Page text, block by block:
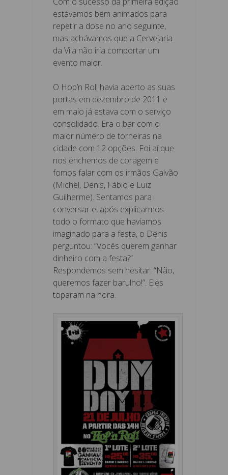
estávamos bem animados para
repetir a dose no ano seguinte,
mas achávamos que a Cervejaria
da Vila não iria comportar um
evento maior.
O Hop’n Roll havia aberto as suas
portas em dezembro de 2011 e
em maio já estava com o serviço
consolidado. Era o bar com o
maior número de torneiras na
cidade com 12 opções. Foi aí que
nos enchemos de coragem e
fomos falar com os irmãos Galvão
(Michel, Denis, Fábio e Luiz
Guilherme). Sentamos para
conversar e, após explicarmos
todo o formato que havíamos
imaginado para a festa, o Denis
perguntou: “Vocês querem ganhar
dinheiro com a festa?”
Respondemos sem hesitar: “Não,
queremos fazer barulho!”. Eles
toparam na hora.